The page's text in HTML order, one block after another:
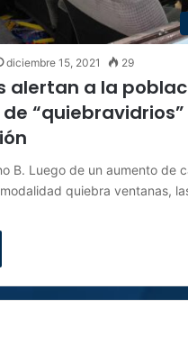
diciembre 15, 2021 29
alertan a la
“quiebravidrios”
B. Luego de un aumento de
quiebra ventanas,